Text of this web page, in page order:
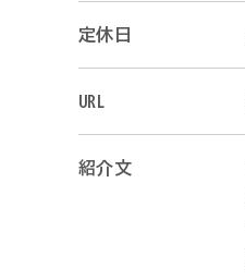
定休日
URL
紹介文